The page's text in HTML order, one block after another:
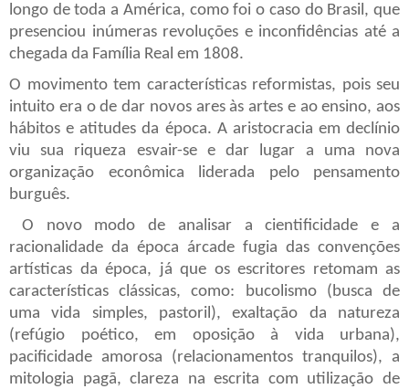
longo de toda a América, como foi o caso do Brasil, que
presenciou inúmeras revoluções e inconfidências até a
chegada da Família Real em 1808.
O movimento tem características reformistas, pois seu
intuito era o de dar novos ares às artes e ao ensino, aos
hábitos e atitudes da época. A aristocracia em declínio
viu sua riqueza esvair-se e dar lugar a uma nova
organização econômica liderada pelo pensamento
burguês.
O novo modo de analisar a cientificidade e a
racionalidade da época árcade fugia das convenções
artísticas da época, já que os escritores retomam as
características clássicas, como: bucolismo (busca de
uma vida simples, pastoril), exaltação da natureza
(refúgio poético, em oposição à vida urbana),
pacificidade amorosa (relacionamentos tranquilos), a
mitologia pagã, clareza na escrita com utilização de